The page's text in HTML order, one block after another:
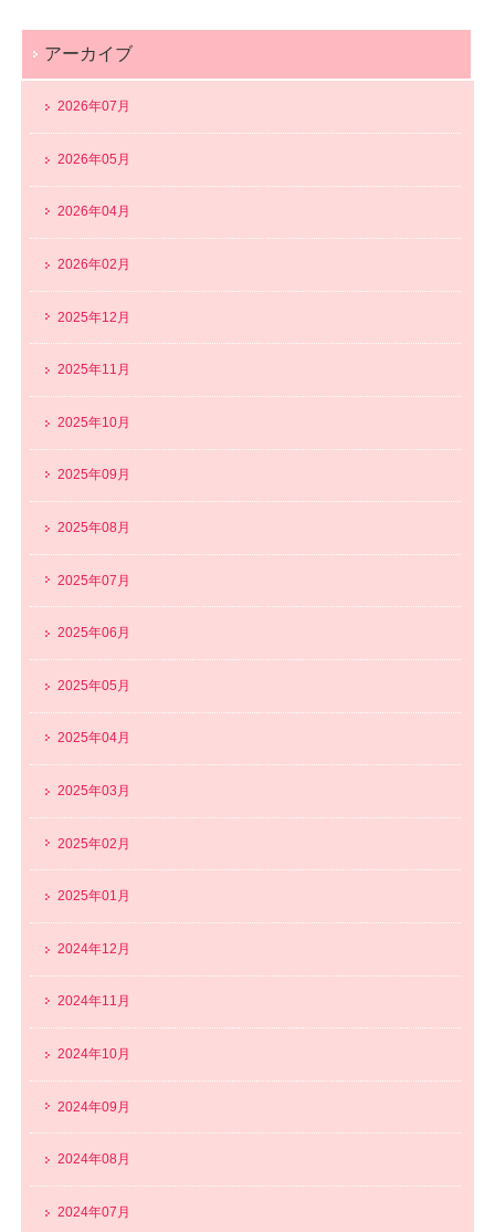
アーカイブ
2026年07月
2026年05月
2026年04月
2026年02月
2025年12月
2025年11月
2025年10月
2025年09月
2025年08月
2025年07月
2025年06月
2025年05月
2025年04月
2025年03月
2025年02月
2025年01月
2024年12月
2024年11月
2024年10月
2024年09月
2024年08月
2024年07月